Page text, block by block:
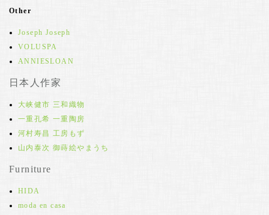
Other
Joseph Joseph
VOLUSPA
ANNIESLOAN
日本人作家
大峡健市 三和織物
一重孔希 一重陶房
河村寿昌 工房もず
山内泰次 御蒔絵やまうち
Furniture
HIDA
moda en casa